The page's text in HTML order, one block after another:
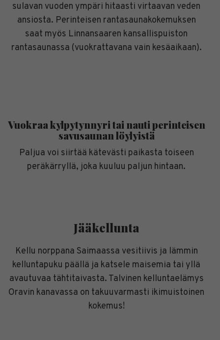
sulavan vuoden ympäri hitaasti virtaavan veden
ansiosta. Perinteisen rantasaunakokemuksen
saat myös Linnansaaren kansallispuiston
rantasaunassa (vuokrattavana vain kesäaikaan).
Vuokraa kylpytynnyri tai nauti perinteisen
savusaunan löylyistä
Paljua voi siirtää kätevästi paikasta toiseen
peräkärryllä, joka kuuluu paljun hintaan.
Jääkellunta
Kellu norppana Saimaassa vesitiivis ja lämmin
kelluntapuku päällä ja katsele maisemia tai yllä
avautuvaa tähtitaivasta. Talvinen kelluntaelämys
Oravin kanavassa on takuuvarmasti ikimuistoinen
kokemus!